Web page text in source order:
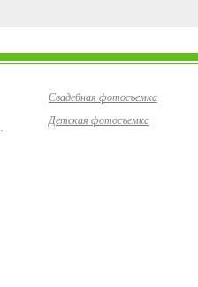
Свадебная фотосъемка
Детская фотосъемка